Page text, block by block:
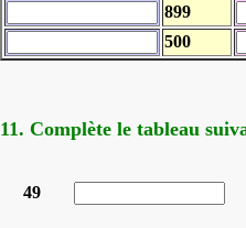
899
500
11. Complète le tableau
49